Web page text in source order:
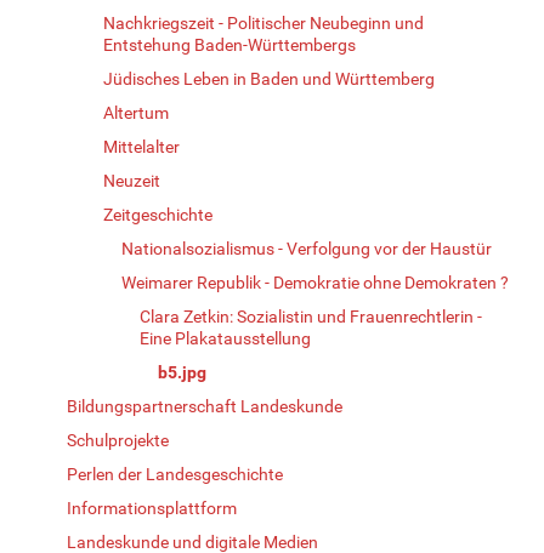
Nachkriegszeit - Politischer Neubeginn und
Entstehung Baden-Württembergs
Jüdisches Leben in Baden und Württemberg
Altertum
Mittelalter
Neuzeit
Zeitgeschichte
Nationalsozialismus - Verfolgung vor der Haustür
Weimarer Republik - Demokratie ohne Demokraten ?
Clara Zetkin: Sozialistin und Frauenrechtlerin -
Eine Plakatausstellung
b5.jpg
Bildungspartnerschaft Landeskunde
Schulprojekte
Perlen der Landesgeschichte
Informationsplattform
Landeskunde und digitale Medien